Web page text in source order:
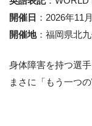
開催日 ：2026年11
開催地：福岡県北
身体障害を持つ選
まさに「もう一つ